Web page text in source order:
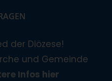
der Diözese!
und Gemeinde
Infos hier